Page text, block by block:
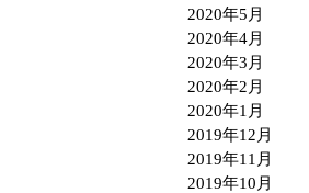
2020年5月
2020年4月
2020年3月
2020年2月
2020年1月
2019年12月
2019年11月
2019年10月